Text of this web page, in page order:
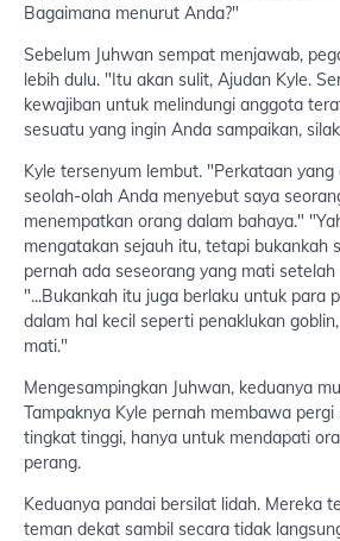
Bagaimana menurut Anda?"
Sebelum Juhwan sempat menjawab,
lebih dulu. "Itu akan sulit, Ajudan Kyle.
kewajiban untuk melindungi anggota
sesuatu yang ingin Anda sampaikan,
Kyle tersenyum lembut. "Perkataan
seolah-olah Anda menyebut saya
menempatkan orang dalam bahaya."
mengatakan sejauh itu, tetapi bukankah
pernah ada seseorang yang mati
"...Bukankah itu juga berlaku untuk para
dalam hal kecil seperti penaklukan
mati."
Mengesampingkan Juhwan, keduanya
Tampaknya Kyle pernah membawa
tingkat tinggi, hanya untuk mendapati
perang.
Keduanya pandai bersilat lidah. Mereka
teman dekat sambil secara tidak